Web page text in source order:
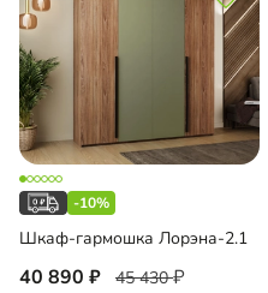
-10%
Шкаф-гармошка Лорэна-2.1
40 890 45 430